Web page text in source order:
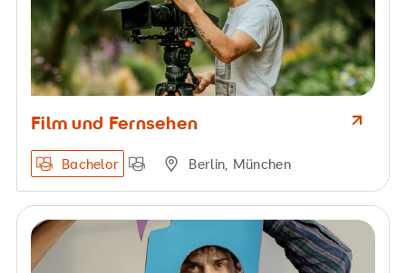
Film und Fernsehen
Bachelor Berlin, München